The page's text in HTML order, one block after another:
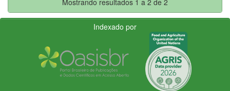
Indexado por